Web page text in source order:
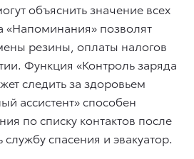
объяснить значение всех
«Напоминания» позволят
резины, оплаты налогов
Функция «Контроль заряда
следить за здоровьем
ассистент» способен
по списку контактов после
спасения и эвакуатор.